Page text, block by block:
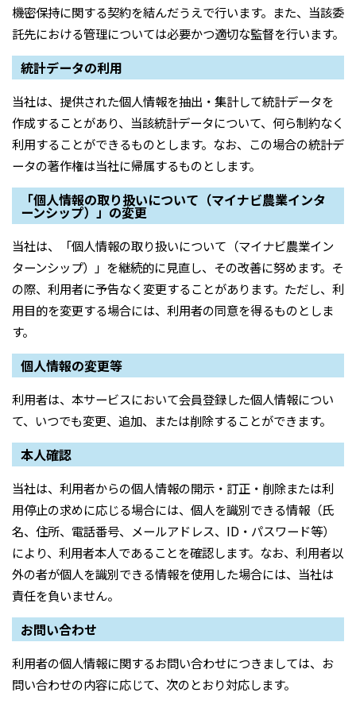
機密保持に関する契約を結んだうえで行います。また、当該委
託先における管理については必要かつ適切な監督を行います。
統計データの利用
当社は、提供された個人情報を抽出・集計して統計データを
作成することがあり、当該統計データについて、何ら制約なく
利用することができるものとします。なお、この場合の統計デ
ータの著作権は当社に帰属するものとします。
「個人情報の取り扱いについて（マイナビ農業インタ
ーンシップ）」の変更
当社は、「個人情報の取り扱いについて（マイナビ農業イン
ターンシップ）」を継続的に見直し、その改善に努めます。そ
の際、利用者に予告なく変更することがあります。ただし、利
用目的を変更する場合には、利用者の同意を得るものとしま
す。
個人情報の変更等
利用者は、本サービスにおいて会員登録した個人情報につい
て、いつでも変更、追加、または削除することができます。
本人確認
当社は、利用者からの個人情報の開示・訂正・削除または利
用停止の求めに応じる場合には、個人を識別できる情報（氏
名、住所、電話番号、メールアドレス、ID・パスワード等）
により、利用者本人であることを確認します。なお、利用者以
外の者が個人を識別できる情報を使用した場合には、当社は
責任を負いません。
お問い合わせ
利用者の個人情報に関するお問い合わせにつきましては、お
問い合わせの内容に応じて、次のとおり対応します。